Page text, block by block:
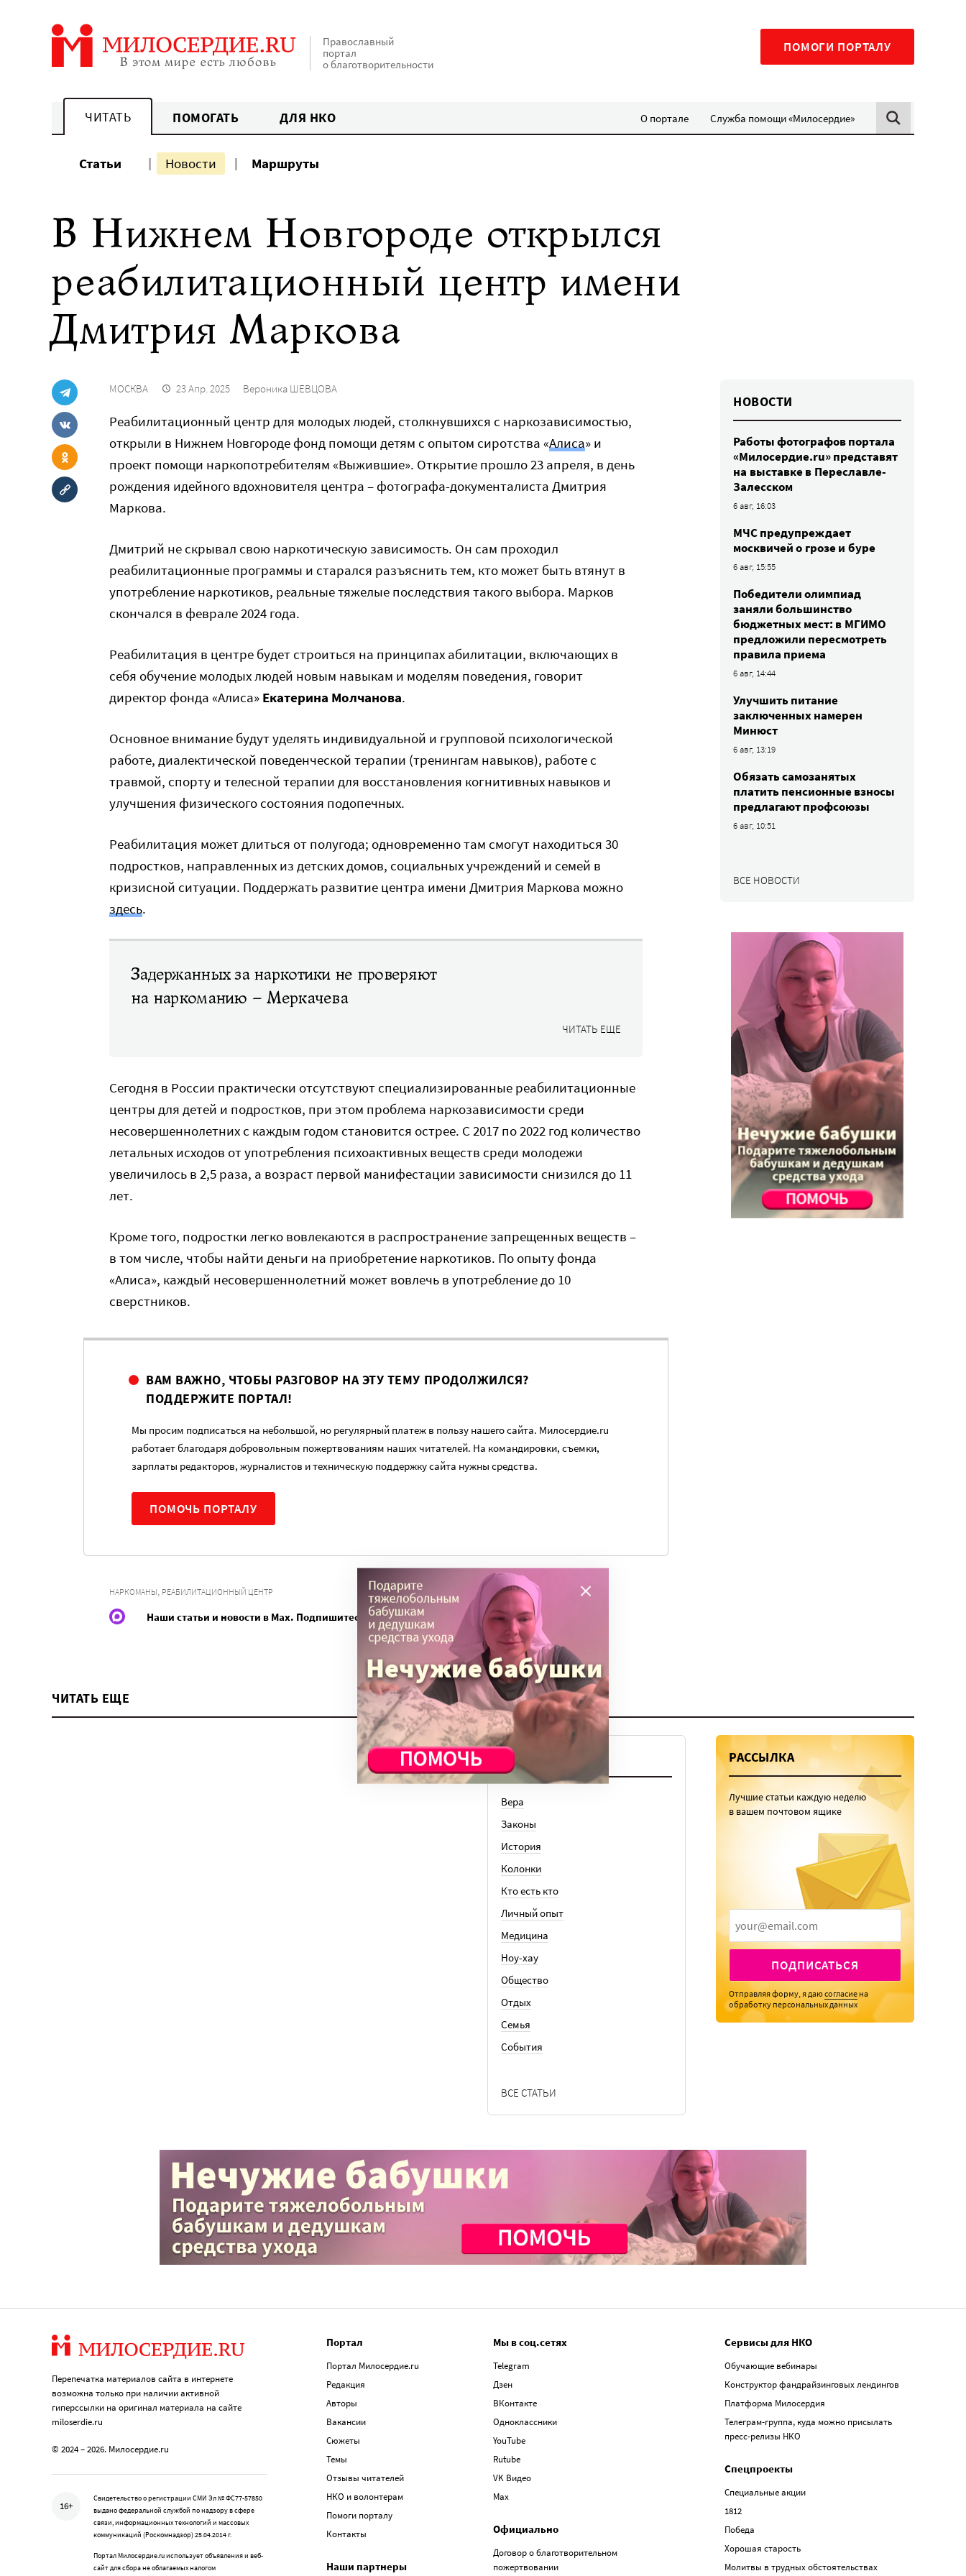
Православный
портал
о благотворительности
ПОМОГИ ПОРТАЛУ
ЧИТАТЬ ПОМОГАТЬ ДЛЯ НКО О портале Служба помощи «Милосердие»
Статьи Новости Маршруты
В Нижнем Новгороде открылся
реабилитационный центр имени
Дмитрия Маркова
МОСКВА 23 Апр. 2025 Вероника ШЕВЦОВА
Реабилитационный центр для молодых людей, столкнувшихся с наркозависимостью,
открыли в Нижнем Новгороде фонд помощи детям с опытом сиротства «Алиса» и
проект помощи наркопотребителям «Выжившие». Открытие прошло 23 апреля, в день
рождения идейного вдохновителя центра – фотографа-документалиста Дмитрия
Маркова.
Дмитрий не скрывал свою наркотическую зависимость. Он сам проходил
реабилитационные программы и старался разъяснить тем, кто может быть втянут в
употребление наркотиков, реальные тяжелые последствия такого выбора. Марков
скончался в феврале 2024 года.
Реабилитация в центре будет строиться на принципах абилитации, включающих в
себя обучение молодых людей новым навыкам и моделям поведения, говорит
директор фонда «Алиса» Екатерина Молчанова.
Основное внимание будут уделять индивидуальной и групповой психологической
работе, диалектической поведенческой терапии (тренингам навыков), работе с
травмой, спорту и телесной терапии для восстановления когнитивных навыков и
улучшения физического состояния подопечных.
Реабилитация может длиться от полугода; одновременно там смогут находиться 30
подростков, направленных из детских домов, социальных учреждений и семей в
кризисной ситуации. Поддержать развитие центра имени Дмитрия Маркова можно
здесь.
Задержанных за наркотики не проверяют
на наркоманию – Меркачева
ЧИТАТЬ ЕЩЕ
Сегодня в России практически отсутствуют специализированные реабилитационные
центры для детей и подростков, при этом проблема наркозависимости среди
несовершеннолетних с каждым годом становится острее. С 2017 по 2022 год количество
летальных исходов от употребления психоактивных веществ среди молодежи
увеличилось в 2,5 раза, а возраст первой манифестации зависимости снизился до 11
лет.
Кроме того, подростки легко вовлекаются в распространение запрещенных веществ –
в том числе, чтобы найти деньги на приобретение наркотиков. По опыту фонда
«Алиса», каждый несовершеннолетний может вовлечь в употребление до 10
сверстников.
ВАМ ВАЖНО, ЧТОБЫ РАЗГОВОР НА ЭТУ ТЕМУ ПРОДОЛЖИЛСЯ?
ПОДДЕРЖИТЕ ПОРТАЛ!
Мы просим подписаться на небольшой, но регулярный платеж в пользу нашего сайта. Милосердие.ru
работает благодаря добровольным пожертвованиям наших читателей. На командировки, съемки,
зарплаты редакторов, журналистов и техническую поддержку сайта нужны средства.
ПОМОЧЬ ПОРТАЛУ
НАРКОМАНЫ, РЕАБИЛИТАЦИОННЫЙ ЦЕНТР
Наши статьи и новости в Max. Подпишитесь
НОВОСТИ
Работы фотографов портала
«Милосердие.ru» представят
на выставке в Переславле-
Залесском
6 авг, 16:03
МЧС предупреждает
москвичей о грозе и буре
6 авг, 15:55
Победители олимпиад
заняли большинство
бюджетных мест: в МГИМО
предложили пересмотреть
правила приема
6 авг, 14:44
Улучшить питание
заключенных намерен
Минюст
6 авг, 13:19
Обязать самозанятых
платить пенсионные взносы
предлагают профсоюзы
6 авг, 10:51
ВСЕ НОВОСТИ
ЧИТАТЬ ЕЩЕ
ТЕМЫ
Вера
Законы
История
Колонки
Кто есть кто
Личный опыт
Медицина
Ноу-хау
Общество
Отдых
Семья
События
ВСЕ СТАТЬИ
РАССЫЛКА
Лучшие статьи каждую неделю
в вашем почтовом ящике
ПОДПИСАТЬСЯ
Отправляя форму, я даюсогласие на
обработку персональных данных
Перепечатка материалов сайта в интернете
возможна только при наличии активной
гиперссылки на оригинал материала на сайте
miloserdie.ru
© 2024 – 2026. Милосердие.ru
16+
Свидетельство о регистрации СМИ Эл № ФС77-57850
выдано федеральной службой по надзору в сфере
связи, информационных технологий и массовых
коммуникаций (Роскомнадзор) 25.04.2014 г.
Портал Милосердие.ru использует объявления и веб-
сайт для сбора не облагаемых налогом
Портал
Портал Милосердие.ru
Редакция
Авторы
Вакансии
Сюжеты
Темы
Отзывы читателей
НКО и волонтерам
Помоги порталу
Контакты
Наши партнеры
Мы в соц.сетях
Telegram
Дзен
ВКонтакте
Одноклассники
YouTube
Rutube
VK Видео
Max
Официально
Договор о благотворительном
пожертвовании
Сервисы для НКО
Обучающие вебинары
Конструктор фандрайзинговых лендингов
Платформа Милосердия
Телеграм-группа, куда можно присылать
пресс-релизы НКО
Спецпроекты
Специальные акции
1812
Победа
Хорошая старость
Молитвы в трудных обстоятельствах